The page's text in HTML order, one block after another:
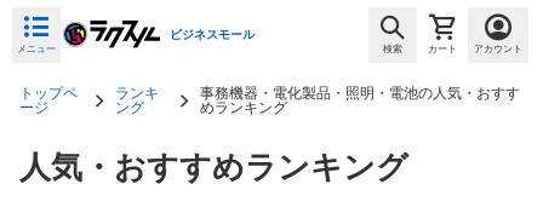
メニュー
ビジネスモール
検索 カート アカウント
トップペ
ージ
ランキ
ング
事務機器・電化製品・照明・電池の人気・おすす
めランキング
人気・おすすめランキング